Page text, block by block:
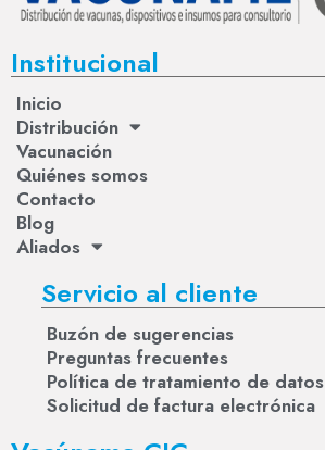
Institucional
Inicio
Distribución
Vacunación
Quiénes somos
Contacto
Blog
Aliados
Servicio al cliente
Buzón de sugerencias
Preguntas frecuentes
Política de tratamiento de datos
Solicitud de factura electrónica